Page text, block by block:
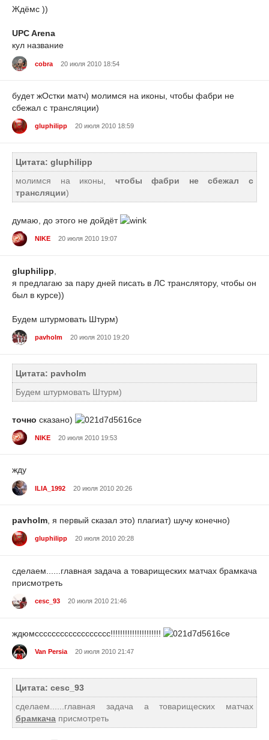
Ждёмс ))
UPC Arena
кул название
cobra 20 июля 2010 18:54
будет жОстки матч) молимся на иконы, чтобы фабри не
сбежал с трансляции)
gluphilipp 20 июля 2010 18:59
Цитата: gluphilipp
молимся на иконы, чтобы фабри не сбежал с
трансляции)
думаю, до этого не дойдёт
NIKE 20 июля 2010 19:07
gluphilipp
я предлагаю за пару дней писать в ЛС транслятору, чтобы он
был в курсе))
Будем штурмовать Штурм)
pavholm 20 июля 2010 19:20
Цитата: pavholm
Будем штурмовать Штурм)
точно сказано)
NIKE 20 июля 2010 19:53
жду
ILIA_1992 20 июля 2010 20:26
pavholm , я первый сказал это) плагиат) шучу конечно)
gluphilipp 20 июля 2010 20:28
сделаем......главная задача а товарищеских матчах брамкача
присмотреть
cesc_93 20 июля 2010 21:46
ждюмсссссссссссссссссс!!!!!!!!!!!!!!!!!!!!!
Van Persia 20 июля 2010 21:47
Цитата: cesc_93
сделаем......главная задача а товарищеских матчах
брамкача присмотреть